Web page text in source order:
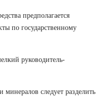
предполагается
по государственному
руководитель-
следует разделить